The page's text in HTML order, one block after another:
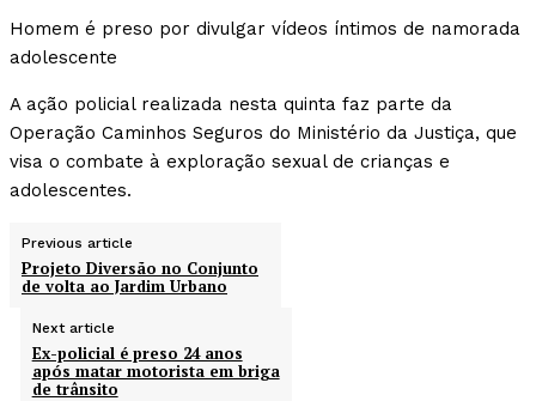
Homem é preso por divulgar vídeos íntimos de namorada
adolescente
A ação policial realizada nesta quinta faz parte da
Operação Caminhos Seguros do Ministério da Justiça, que
visa o combate à exploração sexual de crianças e
adolescentes.
Previous article
Projeto Diversão no Conjunto
de volta ao Jardim Urbano
Next article
Ex-policial é preso 24 anos
após matar motorista em briga
de trânsito